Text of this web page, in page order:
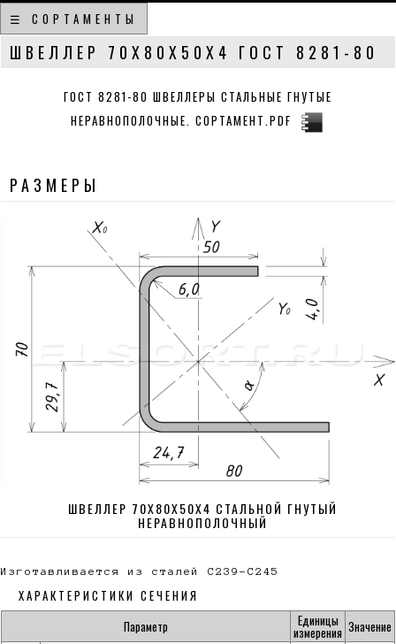
☰ СОРТАМЕНТЫ
ШВЕЛЛЕР 70Х80Х50Х4 ГОСТ 8281-80
ГОСТ 8281-80 ШВЕЛЛЕРЫ СТАЛЬНЫЕ ГНУТЫЕ
НЕРАВНОПОЛОЧНЫЕ. СОРТАМЕНТ.PDF
РАЗМЕРЫ
ШВЕЛЛЕР 70Х80Х50Х4 СТАЛЬНОЙ ГНУТЫЙ
НЕРАВНОПОЛОЧНЫЙ
Изготавливается из сталей С239-С245
ХАРАКТЕРИСТИКИ СЕЧЕНИЯ
Параметр
Единицы
измерения Значение